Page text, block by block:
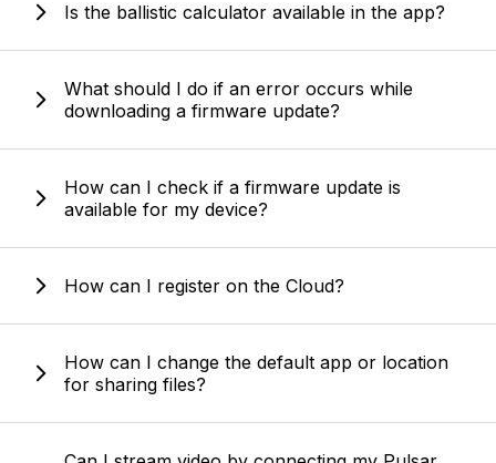
Is the ballistic calculator available in the app?
What should I do if an error occurs while
downloading a firmware update?
How can I check if a firmware update is
available for my device?
How can I register on the Cloud?
How can I change the default app or location
for sharing files?